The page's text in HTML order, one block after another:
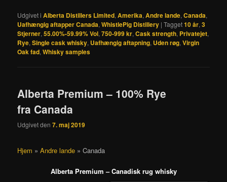
Udgivet i Alberta Distillers Limited,Amerika,Andre lande,Canada,
Uafhængig aftapper Canada,WhistlePig Distillery |Tagget10 år,3
Stjerner,55.00%-59.99% Vol,750-999 kr,Cask strength, Privatejet,
Rye,Single cask whisky, Uafhængig aftapning, Uden røg,Virgin
Oak fad,Whisky samples
Alberta Premium – 100% Rye
fra Canada
Udgivet den7. maj 2019
Hjem »Andre lande »Canada
Alberta Premium – Canadisk rug whisky